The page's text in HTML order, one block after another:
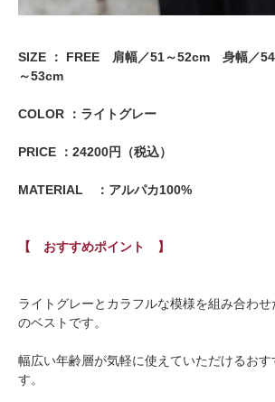
SIZE ： FREE 肩幅／51～52cm 身幅／
～53cm
COLOR ：ライトグレー
PRICE ：24200円（税込）
MATERIAL ：アルパカ100%
【 おすすめポイント 】
ライトグレーとカラフルな模様を組み合わせ
のベストです。
幅広い年齢層が気軽に使えていただけるお
す。